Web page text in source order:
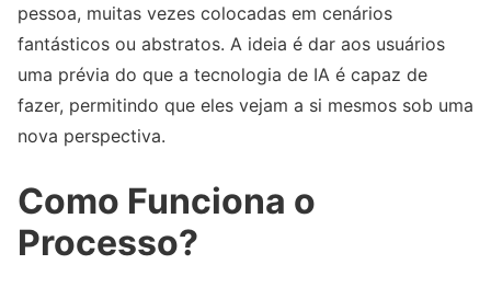
pessoa, muitas vezes colocadas em cenários
fantásticos ou abstratos. A ideia é dar aos usuários
uma prévia do que a tecnologia de IA é capaz de
fazer, permitindo que eles vejam a si mesmos sob uma
nova perspectiva.
Como Funciona o
Processo?